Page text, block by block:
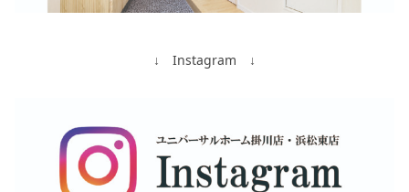
↓ Instagram ↓